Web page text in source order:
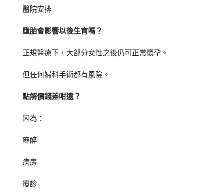
醫院安排
墮胎會影響以後生育嗎？
正規醫療下，大部分女性之後仍可正常懷孕。
但任何婦科手術都有風險。
點解價錢差咁遠？
因為：
麻醉
病房
覆診